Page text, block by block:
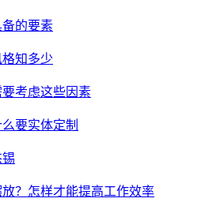
的要素
知多少
考虑这些因素
要实体定制
？怎样才能提高工作效率